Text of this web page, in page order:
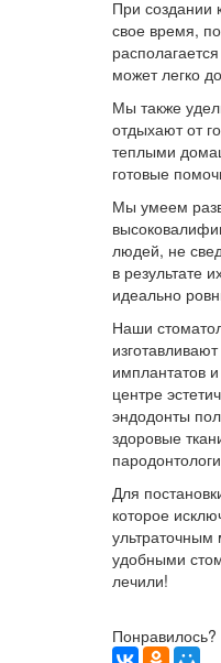
При создании
свое время,
может легко
Мы также
отдыхают от
теплыми
готовые
Мы умеем
людей, не
в результате
идеально
Наши
имплантатов
центре
эндодонты
здоровые
Для
которое
удобными
лечили!